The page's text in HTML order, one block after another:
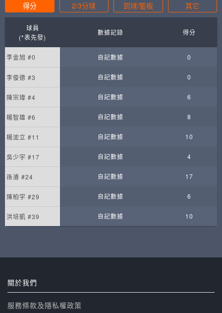
得分 2/3分球 罰球/籃板 其它
球員
(*表先發)
數據記錄 得分
李金旭 #0 自記數據 0
李俊德 #3 自記數據 0
陳宗瑋 #4 自記數據 6
楊智雄 #6 自記數據 8
楊浤立 #11 自記數據 10
吳少宇 #17 自記數據 4
孫濬 #24 自記數據 17
陳柏宇 #29 自記數據 6
洪培凱 #39 自記數據 10
關於我們
服務條款及隱私權政策